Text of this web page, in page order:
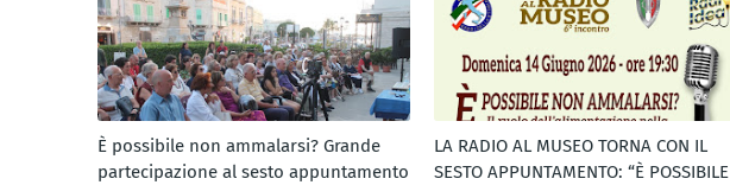
È possibile non ammalarsi? Grande
partecipazione al sesto appuntamento
LA RADIO AL MUSEO TORNA CON IL
SESTO APPUNTAMENTO: “È POSSIBILE